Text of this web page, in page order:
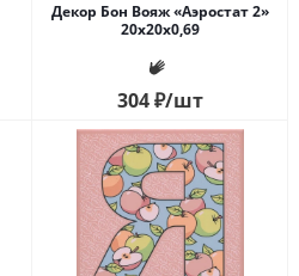
Декор Бон Вояж «Аэростат 2»
20x20x0,69
304₽/шт